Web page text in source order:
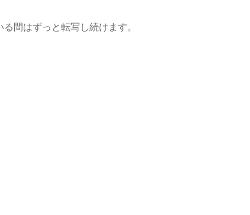
間はずっと転写し続けます。